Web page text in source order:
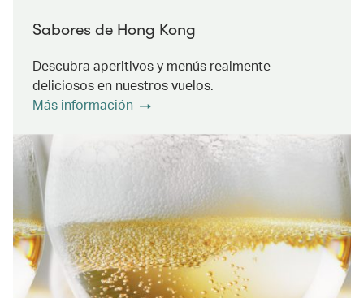
Sabores de Hong Kong
Descubra aperitivos y menús realmente
deliciosos en nuestros vuelos.
Más información